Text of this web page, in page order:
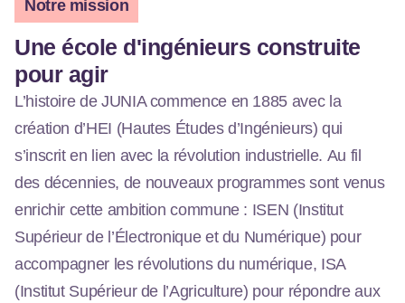
Notre mission
Une école d'ingénieurs construite
pour agir
L’histoire de JUNIA commence en 1885 avec la
création d’HEI (Hautes Études d’Ingénieurs) qui
s’inscrit en lien avec la révolution industrielle. Au fil
des décennies, de nouveaux programmes sont venus
enrichir cette ambition commune : ISEN (Institut
Supérieur de l’Électronique et du Numérique) pour
accompagner les révolutions du numérique, ISA
(Institut Supérieur de l’Agriculture) pour répondre aux